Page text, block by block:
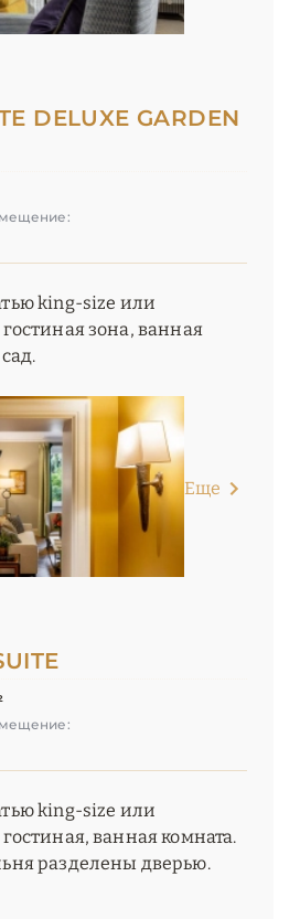
DELUXE GARDEN
king-size или
зона, ванная
Еще
king-size или
ванная комната.
разделены дверью.